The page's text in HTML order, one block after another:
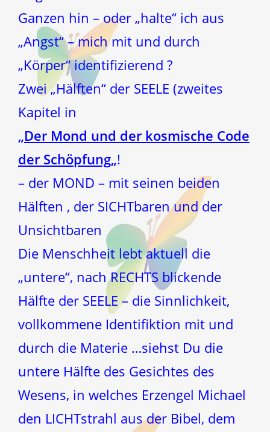
Ganzen hin – oder „halte“ ich aus
„Angst“ – mich mit und durch
„Körper“ identifizierend ?
Zwei „Hälften“ der SEELE (zweites
Kapitel in
„Der Mond und der kosmische Code
der Schöpfung„!
– der MOND – mit seinen beiden
Hälften , der SICHTbaren und der
Unsichtbaren
Die Menschheit lebt aktuell die
„untere“, nach RECHTS blickende
Hälfte der SEELE – die Sinnlichkeit,
vollkommene Identifiktion mit und
durch die Materie …siehst Du die
untere Hälfte des Gesichtes des
Wesens, in welches Erzengel Michael
den LICHTstrahl aus der Bibel, dem